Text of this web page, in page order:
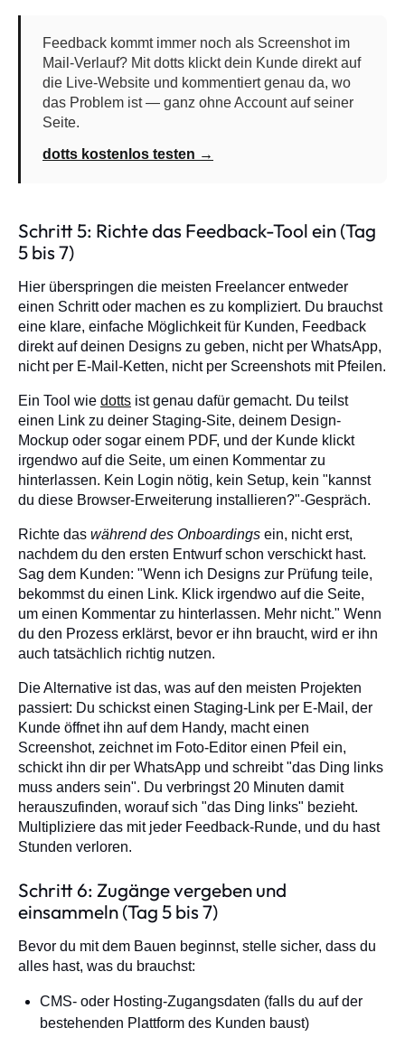
Feedback kommt immer noch als Screenshot im
Mail-Verlauf? Mit dotts klickt dein Kunde direkt auf
die Live-Website und kommentiert genau da, wo
das Problem ist — ganz ohne Account auf seiner
Seite.
dotts kostenlos testen →
Schritt 5: Richte das Feedback-Tool ein (Tag
5 bis 7)
Hier überspringen die meisten Freelancer entweder
einen Schritt oder machen es zu kompliziert. Du brauchst
eine klare, einfache Möglichkeit für Kunden, Feedback
direkt auf deinen Designs zu geben, nicht per WhatsApp,
nicht per E-Mail-Ketten, nicht per Screenshots mit Pfeilen.
Ein Tool wie dotts ist genau dafür gemacht. Du teilst
einen Link zu deiner Staging-Site, deinem Design-
Mockup oder sogar einem PDF, und der Kunde klickt
irgendwo auf die Seite, um einen Kommentar zu
hinterlassen. Kein Login nötig, kein Setup, kein "kannst
du diese Browser-Erweiterung installieren?"-Gespräch.
Richte das während des Onboardings ein, nicht erst,
nachdem du den ersten Entwurf schon verschickt hast.
Sag dem Kunden: "Wenn ich Designs zur Prüfung teile,
bekommst du einen Link. Klick irgendwo auf die Seite,
um einen Kommentar zu hinterlassen. Mehr nicht." Wenn
du den Prozess erklärst, bevor er ihn braucht, wird er ihn
auch tatsächlich richtig nutzen.
Die Alternative ist das, was auf den meisten Projekten
passiert: Du schickst einen Staging-Link per E-Mail, der
Kunde öffnet ihn auf dem Handy, macht einen
Screenshot, zeichnet im Foto-Editor einen Pfeil ein,
schickt ihn dir per WhatsApp und schreibt "das Ding links
muss anders sein". Du verbringst 20 Minuten damit
herauszufinden, worauf sich "das Ding links" bezieht.
Multipliziere das mit jeder Feedback-Runde, und du hast
Stunden verloren.
Schritt 6: Zugänge vergeben und
einsammeln (Tag 5 bis 7)
Bevor du mit dem Bauen beginnst, stelle sicher, dass du
alles hast, was du brauchst:
CMS- oder Hosting-Zugangsdaten (falls du auf der
bestehenden Plattform des Kunden baust)